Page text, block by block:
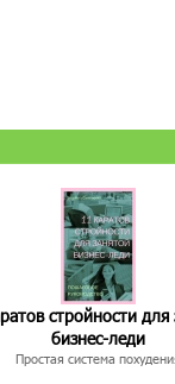
стройности для
бизнес-леди
Простая система